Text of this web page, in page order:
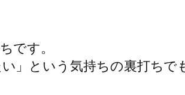
です。
」という気持ちの裏打ち